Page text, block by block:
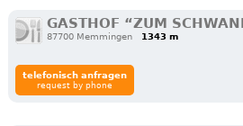
GASTHOF “ZUM
87700 Memmingen
1343 m
telefonisch anfragen
request by phone